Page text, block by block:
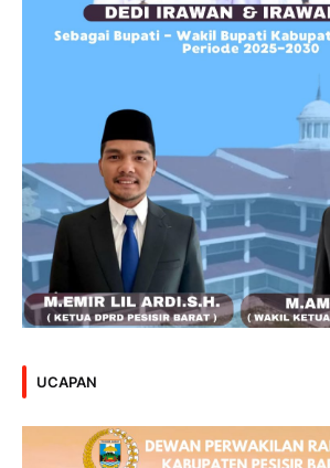
UCAPAN